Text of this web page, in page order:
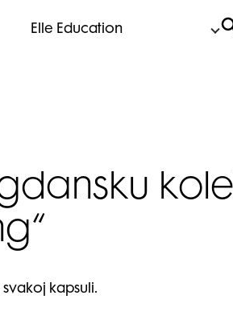
Elle Education
kapsuli.